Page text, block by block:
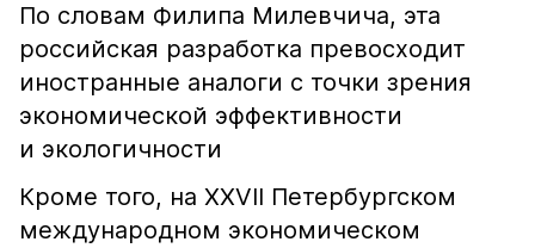
По словам Филипа Милевчича, эта
российская разработка превосходит
иностранные аналоги с точки зрения
экономической эффективности
и экологичности
Кроме того, на XXVII Петербургском
международном экономическом